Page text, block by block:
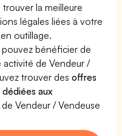
la meilleure
légales liées à votre
outillage.
bénéficier de
de Vendeur /
trouver desoffres
aux
Vendeur / Vendeuse